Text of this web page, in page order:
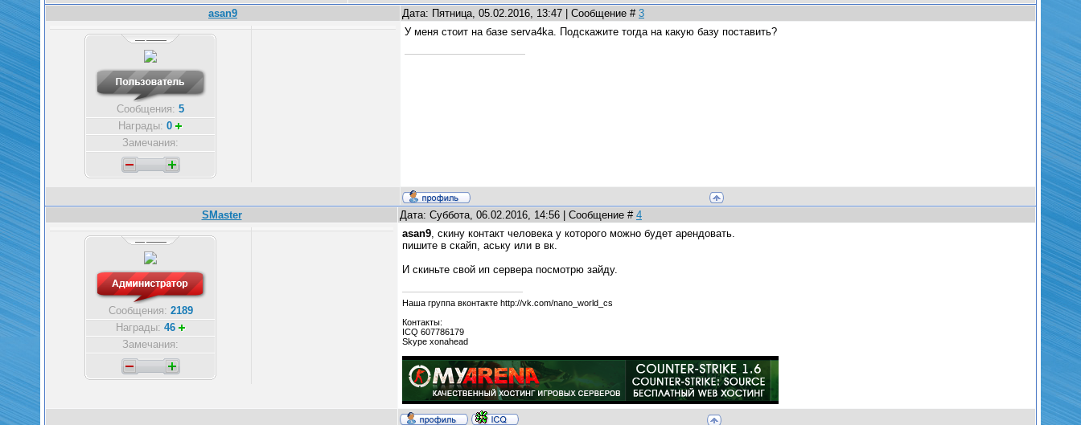
asan9 Дата: Пятница, 05.02.2016, 13:47 | Сообщение # 3
Сообщения: 5
Награды: 0
Замечания:
У меня стоит на базе serva4ka. Подскажите тогда на какую базу поставить?
SMaster Дата: Суббота, 06.02.2016, 14:56 | Сообщение # 4
Сообщения: 2189
Награды: 46
Замечания:
asan9, скину контакт человека у которого можно будет арендовать.
пишите в скайп, аську или в вк.
И скиньте свой ип сервера посмотрю зайду.
Наша группа вконтакте http://vk.com/nano_world_cs
Контакты:
ICQ 607786179
Skype xonahead